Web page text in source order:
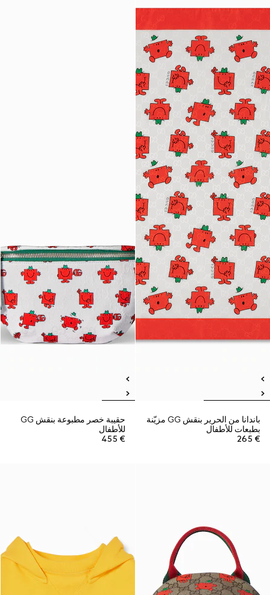
باندانا من الحرير بنقش GG مزيّنة
بطبعات للأطفال
€ 265
حقيبة خصر مطبوعة بنقش GG
للأطفال
€ 455